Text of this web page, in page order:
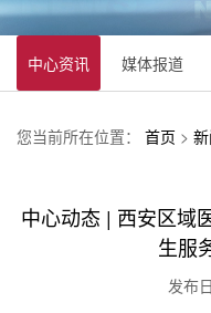
中心资讯 媒体报道
您当前所在位置： 首页 >
中心动态 | 西安区域
生服
发布